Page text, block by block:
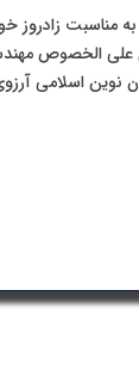
مناسبت زادروز
علی الخصوص
نوین اسلامی